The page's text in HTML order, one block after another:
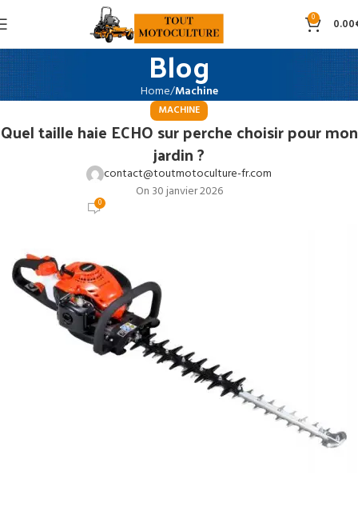
0 0.00
Blog
Home Machine
MACHINE
Quel taille haie ECHO sur perche choisir pour mon
jardin ?
contact@toutmotoculture-fr.com
On 30 janvier 2026
0